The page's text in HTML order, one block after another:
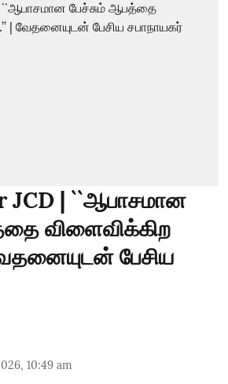
JCD | ``ஆபாசமான
விளைவிக்கிற
பேசிய
10:49 am